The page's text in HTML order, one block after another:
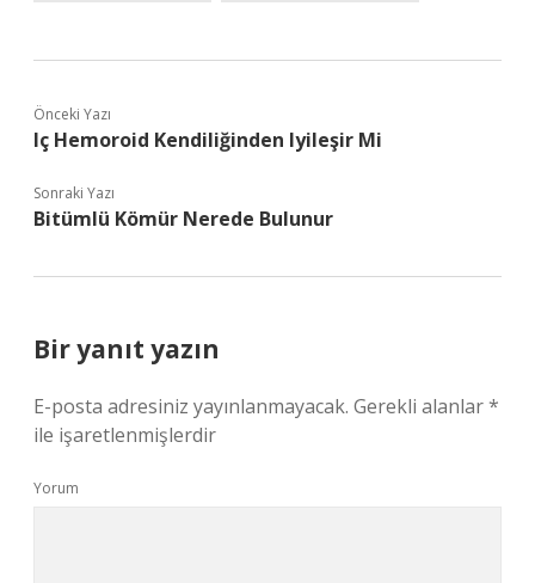
Önceki Yazı
Iç Hemoroid Kendiliğinden Iyileşir Mi
Sonraki Yazı
Bitümlü Kömür Nerede Bulunur
Bir yanıt yazın
E-posta adresiniz yayınlanmayacak. Gerekli alanlar*
ile işaretlenmişlerdir
Yorum